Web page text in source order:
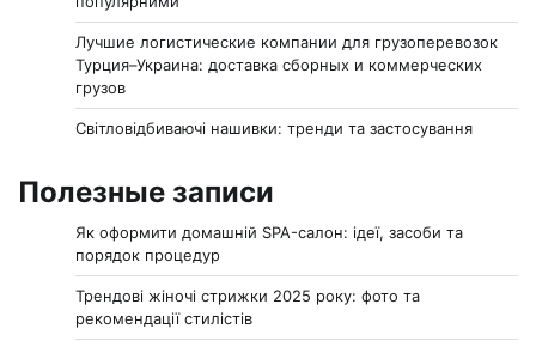
Лучшие логистические компании для грузоперевозок
Турция–Украина: доставка сборных и коммерческих
грузов
Світловідбиваючі нашивки: тренди та застосування
Полезные записи
Як оформити домашній SPA-салон: ідеї, засоби та
порядок процедур
Трендові жіночі стрижки 2025 року: фото та
рекомендації стилістів